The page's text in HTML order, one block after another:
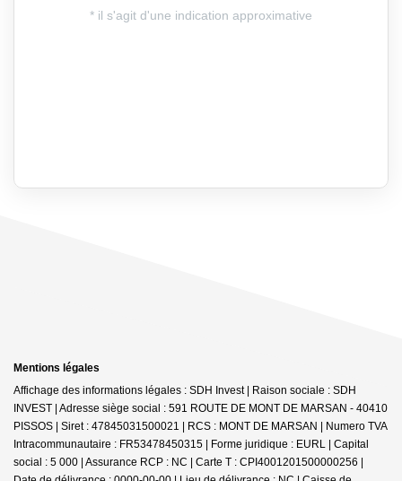
Mentions légales
Affichage des informations légales : SDH Invest | Raison sociale : SDH
INVEST | Adresse siège social : 591 ROUTE DE MONT DE MARSAN - 40410
PISSOS | Siret : 47845031500021 | RCS : MONT DE MARSAN | Numero TVA
Intracommunautaire : FR53478450315 | Forme juridique : EURL | Capital
social : 5 000 | Assurance RCP : NC | Carte T : CPI4001201500000256 |